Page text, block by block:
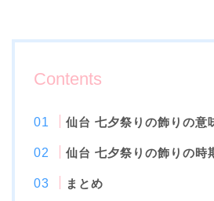
Contents
仙台 七夕祭りの飾りの意
仙台 七夕祭りの飾りの時
まとめ